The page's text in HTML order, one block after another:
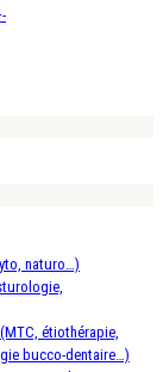
naturo…)
étiothérapie,
bucco-dentaire…)